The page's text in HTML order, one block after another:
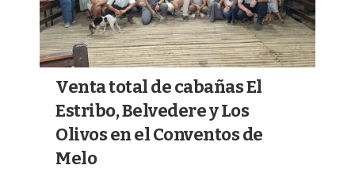
Venta total de cabañas El
Estribo, Belvedere y Los
Olivos en el Conventos de
Melo